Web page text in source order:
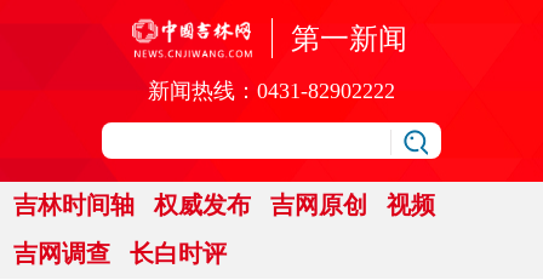
第一新闻
新闻热线： 0431-82902222
吉林时间轴 权威发布 吉网原创
视频
吉网调查
长白时评